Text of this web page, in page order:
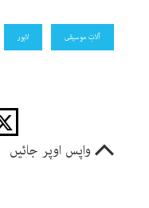
آلاتِ موسیقی لاہور
واپس اوپر جائیں